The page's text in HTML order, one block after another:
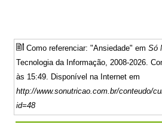
Como referenciar: "Ansiedade" emSó
Tecnologia da Informação, 2008-2026.
às 15:49. Disponível na Internet em
http://www.sonutricao.com.br/conteudo/
id=48